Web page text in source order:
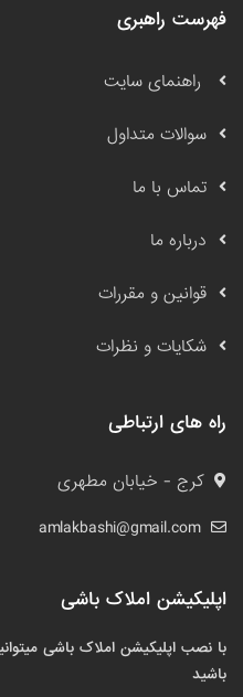
فهرست راهبری
راهنمای سایت
سوالات متداول
تماس با ما
درباره ما
قوانین و مقررات
شکایات و نظرات
راه های ارتباطی
کرج - خیابان مطهری
amlakbashi@gmail.com
اپلیکیشن املاک باشی
با نصب اپلیکیشن املاک باشی
باشید